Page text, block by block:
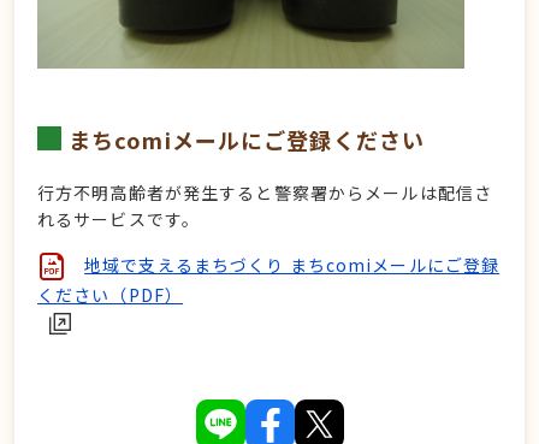
まちcomiメールにご登録ください
行方不明高齢者が発生すると警察署からメールは配信さ
れるサービスです。
地域で支えるまちづくり まちcomiメールにご登録
ください（PDF）